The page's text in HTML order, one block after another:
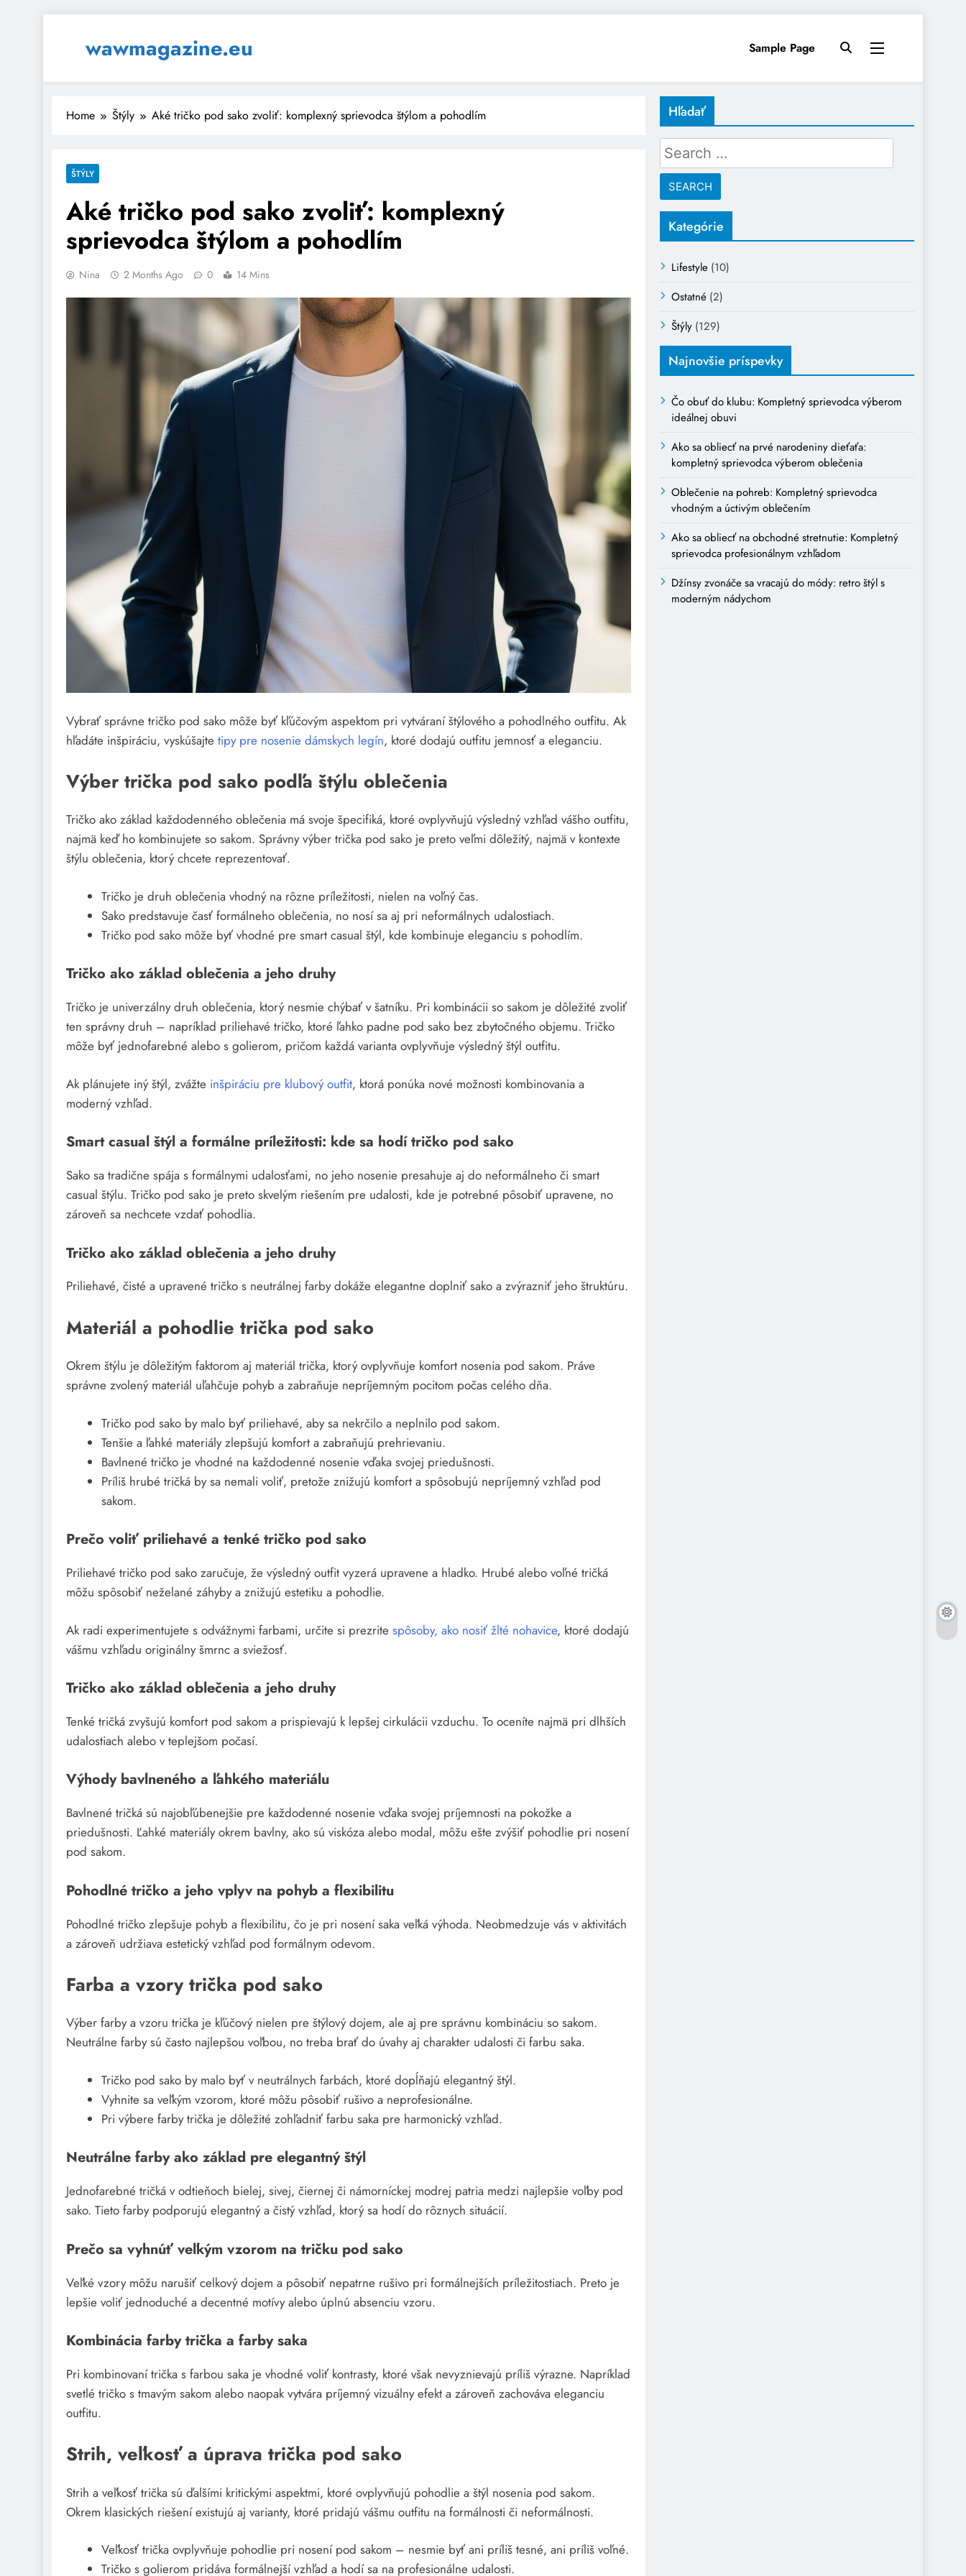
wawmagazine.eu Sample Page
Home Štýly Aké tričko pod sako zvoliť: komplexný sprievodca štýlom a pohodlím
ŠTÝLY
Aké tričko pod sako zvoliť: komplexný
sprievodca štýlom a pohodlím
Nina 2 Months Ago 0 14 Mins
Vybrať správne tričko pod sako môže byť kľúčovým aspektom pri vytváraní štýlového a pohodlného outfitu. Ak
hľadáte inšpiráciu, vyskúšajte tipy pre nosenie dámskych legín, ktoré dodajú outfitu jemnosť a eleganciu.
Výber trička pod sako podľa štýlu oblečenia
Tričko ako základ každodenného oblečenia má svoje špecifiká, ktoré ovplyvňujú výsledný vzhľad vášho outfitu,
najmä keď ho kombinujete so sakom. Správny výber trička pod sako je preto veľmi dôležitý, najmä v kontexte
štýlu oblečenia, ktorý chcete reprezentovať.
Tričko je druh oblečenia vhodný na rôzne príležitosti, nielen na voľný čas.
Sako predstavuje časť formálneho oblečenia, no nosí sa aj pri neformálnych udalostiach.
Tričko pod sako môže byť vhodné pre smart casual štýl, kde kombinuje eleganciu s pohodlím.
Tričko ako základ oblečenia a jeho druhy
Tričko je univerzálny druh oblečenia, ktorý nesmie chýbať v šatníku. Pri kombinácii so sakom je dôležité zvoliť
ten správny druh – napríklad priliehavé tričko, ktoré ľahko padne pod sako bez zbytočného objemu. Tričko
môže byť jednofarebné alebo s golierom, pričom každá varianta ovplyvňuje výsledný štýl outfitu.
Ak plánujete iný štýl, zvážte inšpiráciu pre klubový outfit, ktorá ponúka nové možnosti kombinovania a
moderný vzhľad.
Smart casual štýl a formálne príležitosti: kde sa hodí tričko pod sako
Sako sa tradične spája s formálnymi udalosťami, no jeho nosenie presahuje aj do neformálneho či smart
casual štýlu. Tričko pod sako je preto skvelým riešením pre udalosti, kde je potrebné pôsobiť upravene, no
zároveň sa nechcete vzdať pohodlia.
Tričko ako základ oblečenia a jeho druhy
Priliehavé, čisté a upravené tričko s neutrálnej farby dokáže elegantne doplniť sako a zvýrazniť jeho štruktúru.
Materiál a pohodlie trička pod sako
Okrem štýlu je dôležitým faktorom aj materiál trička, ktorý ovplyvňuje komfort nosenia pod sakom. Práve
správne zvolený materiál uľahčuje pohyb a zabraňuje nepríjemným pocitom počas celého dňa.
Tričko pod sako by malo byť priliehavé, aby sa nekrčilo a neplnilo pod sakom.
Tenšie a ľahké materiály zlepšujú komfort a zabraňujú prehrievaniu.
Bavlnené tričko je vhodné na každodenné nosenie vďaka svojej priedušnosti.
Príliš hrubé tričká by sa nemali voliť, pretože znižujú komfort a spôsobujú nepríjemný vzhľad pod
sakom.
Prečo voliť priliehavé a tenké tričko pod sako
Priliehavé tričko pod sako zaručuje, že výsledný outfit vyzerá upravene a hladko. Hrubé alebo voľné tričká
môžu spôsobiť neželané záhyby a znižujú estetiku a pohodlie.
Ak radi experimentujete s odvážnymi farbami, určite si prezrite spôsoby, ako nosiť žlté nohavice, ktoré dodajú
vášmu vzhľadu originálny šmrnc a sviežosť.
Tričko ako základ oblečenia a jeho druhy
Tenké tričká zvyšujú komfort pod sakom a prispievajú k lepšej cirkulácii vzduchu. To oceníte najmä pri dlhších
udalostiach alebo v teplejšom počasí.
Výhody bavlneného a ľahkého materiálu
Bavlnené tričká sú najobľúbenejšie pre každodenné nosenie vďaka svojej príjemnosti na pokožke a
priedušnosti. Ľahké materiály okrem bavlny, ako sú viskóza alebo modal, môžu ešte zvýšiť pohodlie pri nosení
pod sakom.
Pohodlné tričko a jeho vplyv na pohyb a flexibilitu
Pohodlné tričko zlepšuje pohyb a flexibilitu, čo je pri nosení saka veľká výhoda. Neobmedzuje vás v aktivitách
a zároveň udržiava estetický vzhľad pod formálnym odevom.
Farba a vzory trička pod sako
Výber farby a vzoru trička je kľúčový nielen pre štýlový dojem, ale aj pre správnu kombináciu so sakom.
Neutrálne farby sú často najlepšou voľbou, no treba brať do úvahy aj charakter udalosti či farbu saka.
Tričko pod sako by malo byť v neutrálnych farbách, ktoré dopĺňajú elegantný štýl.
Vyhnite sa veľkým vzorom, ktoré môžu pôsobiť rušivo a neprofesionálne.
Pri výbere farby trička je dôležité zohľadniť farbu saka pre harmonický vzhľad.
Neutrálne farby ako základ pre elegantný štýl
Jednofarebné tričká v odtieňoch bielej, sivej, čiernej či námorníckej modrej patria medzi najlepšie voľby pod
sako. Tieto farby podporujú elegantný a čistý vzhľad, ktorý sa hodí do rôznych situácií.
Prečo sa vyhnúť veľkým vzorom na tričku pod sako
Veľké vzory môžu narušiť celkový dojem a pôsobiť nepatrne rušivo pri formálnejších príležitostiach. Preto je
lepšie voliť jednoduché a decentné motívy alebo úplnú absenciu vzoru.
Kombinácia farby trička a farby saka
Pri kombinovaní trička s farbou saka je vhodné voliť kontrasty, ktoré však nevyznievajú príliš výrazne. Napríklad
svetlé tričko s tmavým sakom alebo naopak vytvára príjemný vizuálny efekt a zároveň zachováva eleganciu
outfitu.
Strih, veľkosť a úprava trička pod sako
Strih a veľkosť trička sú ďalšími kritickými aspektmi, ktoré ovplyvňujú pohodlie a štýl nosenia pod sakom.
Okrem klasických riešení existujú aj varianty, ktoré pridajú vášmu outfitu na formálnosti či neformálnosti.
Veľkosť trička ovplyvňuje pohodlie pri nosení pod sakom – nesmie byť ani príliš tesné, ani príliš voľné.
Tričko s golierom pridáva formálnejší vzhľad a hodí sa na profesionálne udalosti.
Hľadať
Search
for:
Kategórie
Lifestyle (10)
Ostatné (2)
Štýly (129)
Najnovšie príspevky
Čo obuť do klubu: Kompletný sprievodca výberom
ideálnej obuvi
Ako sa obliecť na prvé narodeniny dieťaťa:
kompletný sprievodca výberom oblečenia
Oblečenie na pohreb: Kompletný sprievodca
vhodným a úctivým oblečením
Ako sa obliecť na obchodné stretnutie: Kompletný
sprievodca profesionálnym vzhľadom
Džínsy zvonáče sa vracajú do módy: retro štýl s
moderným nádychom